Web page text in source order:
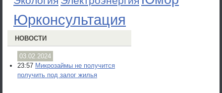
Юрконсультация
НОВОСТИ
03.02.2024
23:57 Микрозаймы не получится
получить под залог жилья